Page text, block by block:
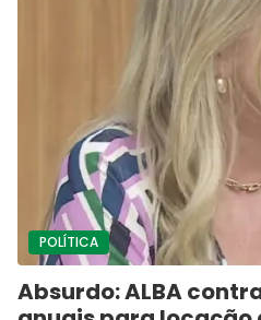
POLÍTICA
Absurdo: ALBA